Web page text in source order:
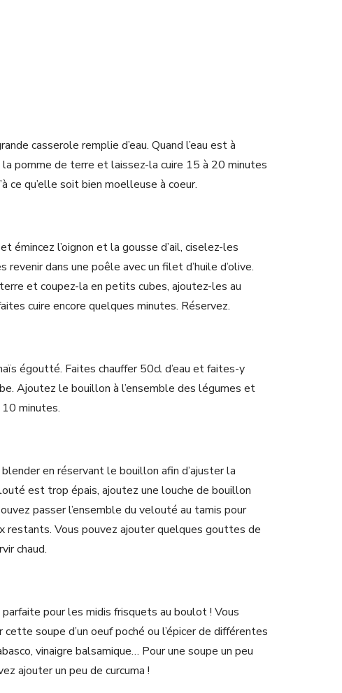
casserole remplie d’eau. Quand l’eau est à
pomme de terre et laissez-la cuire 15 à 20 minutes
ce qu’elle soit bien moelleuse à coeur.
émincez l’oignon et la gousse d’ail, ciselez-les
dans une poêle avec un filet d’huile d’olive.
et coupez-la en petits cubes, ajoutez-les au
cuire encore quelques minutes. Réservez.
égoutté. Faites chauffer 50cl d’eau et faites-y
Ajoutez le bouillon à l’ensemble des légumes et
minutes.
blender en réservant le bouillon afin d’ajuster la
est trop épais, ajoutez une louche de bouillon
passer l’ensemble du velouté au tamis pour
restants. Vous pouvez ajouter quelques gouttes de
chaud.
parfaite pour les midis frisquets au boulot ! Vous
cette soupe d’un oeuf poché ou l’épicer de différentes
vinaigre balsamique… Pour une soupe un peu
ajouter un peu de curcuma !